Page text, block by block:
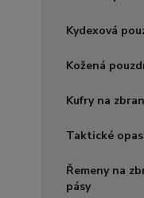
Kydexová
Kožená
Kufry na
Taktické
Řemeny na
pásy